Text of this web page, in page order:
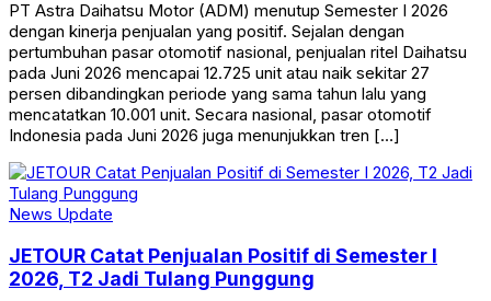
PT Astra Daihatsu Motor (ADM) menutup Semester I 2026
dengan kinerja penjualan yang positif. Sejalan dengan
pertumbuhan pasar otomotif nasional, penjualan ritel Daihatsu
pada Juni 2026 mencapai 12.725 unit atau naik sekitar 27
persen dibandingkan periode yang sama tahun lalu yang
mencatatkan 10.001 unit. Secara nasional, pasar otomotif
Indonesia pada Juni 2026 juga menunjukkan tren […]
News Update
JETOUR Catat Penjualan Positif di Semester I
2026, T2 Jadi Tulang Punggung